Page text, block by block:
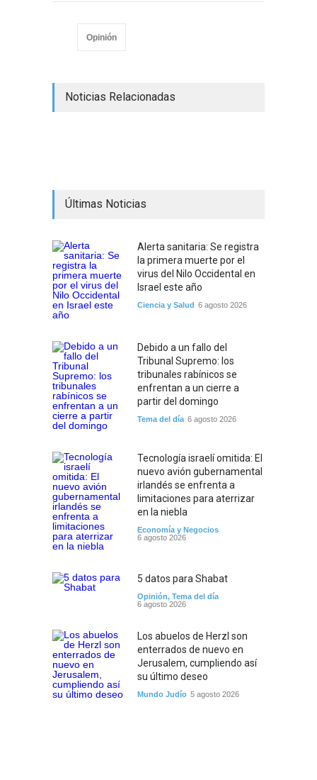
Opinión
Noticias Relacionadas
Últimas Noticias
Alerta sanitaria: Se registra
la primera muerte por el
virus del Nilo Occidental en
Israel este año
Ciencia y Salud 6 agosto 2026
Debido a un fallo del
Tribunal Supremo: los
tribunales rabínicos se
enfrentan a un cierre a
partir del domingo
Tema del día 6 agosto 2026
Tecnología israelí omitida: El
nuevo avión gubernamental
irlandés se enfrenta a
limitaciones para aterrizar
en la niebla
Economía y Negocios
6 agosto 2026
5 datos para Shabat
Opinión, Tema del día
6 agosto 2026
Los abuelos de Herzl son
enterrados de nuevo en
Jerusalem, cumpliendo así
su último deseo
Mundo Judío 5 agosto 2026